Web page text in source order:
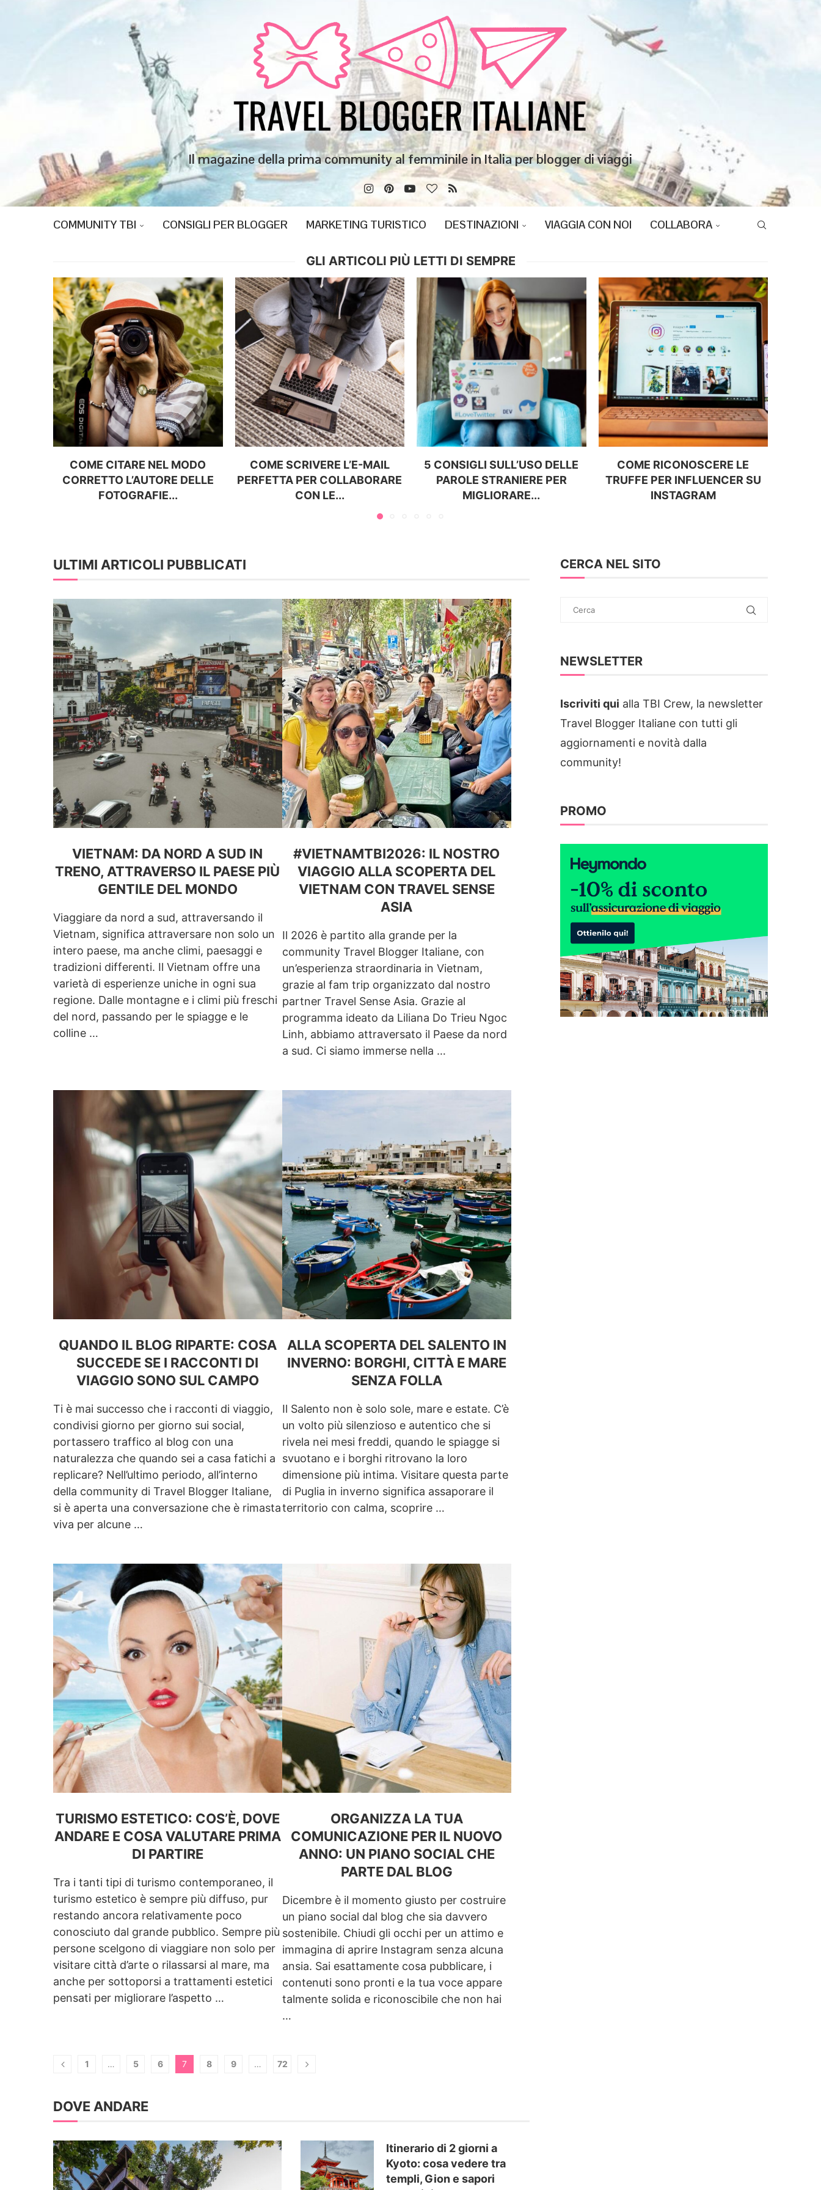
Il magazine della prima community al femminile in Italia per blogger di viaggi
COMMUNITY TBI CONSIGLI PER BLOGGER MARKETING TURISTICO DESTINAZIONI VIAGGIA CON NOI COLLABORA
GLI ARTICOLI PIÙ LETTI DI SEMPRE
COME CITARE NEL MODO
CORRETTO L’AUTORE DELLE
FOTOGRAFIE...
COME SCRIVERE L’E-MAIL
PERFETTA PER COLLABORARE
CON LE...
5 CONSIGLI SULL’USO DELLE
PAROLE STRANIERE PER
MIGLIORARE...
COME RICONOSCERE LE
TRUFFE PER INFLUENCER SU
INSTAGRAM
ULTIMI ARTICOLI PUBBLICATI
VIETNAM: DA NORD A SUD IN
TRENO, ATTRAVERSO IL PAESE PIÙ
GENTILE DEL MONDO
Viaggiare da nord a sud, attraversando il
Vietnam, significa attraversare non solo un
intero paese, ma anche climi, paesaggi e
tradizioni differenti. Il Vietnam offre una
varietà di esperienze uniche in ogni sua
regione. Dalle montagne e i climi più freschi
del nord, passando per le spiagge e le
colline …
#VIETNAMTBI2026: IL NOSTRO
VIAGGIO ALLA SCOPERTA DEL
VIETNAM CON TRAVEL SENSE
ASIA
Il 2026 è partito alla grande per la
community Travel Blogger Italiane, con
un’esperienza straordinaria in Vietnam,
grazie al fam trip organizzato dal nostro
partner Travel Sense Asia. Grazie al
programma ideato da Liliana Do Trieu Ngoc
Linh, abbiamo attraversato il Paese da nord
a sud. Ci siamo immerse nella …
QUANDO IL BLOG RIPARTE: COSA
SUCCEDE SE I RACCONTI DI
VIAGGIO SONO SUL CAMPO
Ti è mai successo che i racconti di viaggio,
condivisi giorno per giorno sui social,
portassero traffico al blog con una
naturalezza che quando sei a casa fatichi a
replicare? Nell’ultimo periodo, all’interno
della community di Travel Blogger Italiane,
si è aperta una conversazione che è rimasta
viva per alcune …
ALLA SCOPERTA DEL SALENTO IN
INVERNO: BORGHI, CITTÀ E MARE
SENZA FOLLA
Il Salento non è solo sole, mare e estate. C’è
un volto più silenzioso e autentico che si
rivela nei mesi freddi, quando le spiagge si
svuotano e i borghi ritrovano la loro
dimensione più intima. Visitare questa parte
di Puglia in inverno significa assaporare il
territorio con calma, scoprire …
TURISMO ESTETICO: COS’È, DOVE
ANDARE E COSA VALUTARE PRIMA
DI PARTIRE
Tra i tanti tipi di turismo contemporaneo, il
turismo estetico è sempre più diffuso, pur
restando ancora relativamente poco
conosciuto dal grande pubblico. Sempre più
persone scelgono di viaggiare non solo per
visitare città d’arte o rilassarsi al mare, ma
anche per sottoporsi a trattamenti estetici
pensati per migliorare l’aspetto …
ORGANIZZA LA TUA
COMUNICAZIONE PER IL NUOVO
ANNO: UN PIANO SOCIAL CHE
PARTE DAL BLOG
Dicembre è il momento giusto per costruire
un piano social dal blog che sia davvero
sostenibile. Chiudi gli occhi per un attimo e
immagina di aprire Instagram senza alcuna
ansia. Sai esattamente cosa pubblicare, i
contenuti sono pronti e la tua voce appare
talmente solida e riconoscibile che non hai
…
1 … 5 6 7 8 9 … 72
DOVE ANDARE
Itinerario di 2 giorni a
Kyoto: cosa vedere tra
templi, Gion e sapori
CERCA NEL SITO
NEWSLETTER
Iscriviti qui alla TBI Crew, la newsletter
Travel Blogger Italiane con tutti gli
aggiornamenti e novità dalla
community!
PROMO